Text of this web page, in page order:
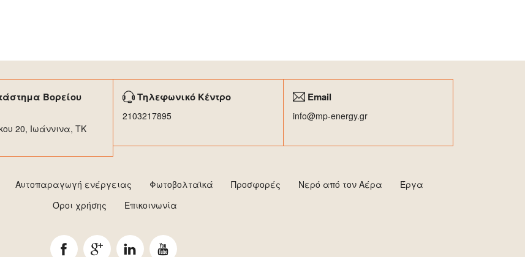
Βορείου
20, Ιωάννινα, ΤΚ
Τηλεφωνικό Κέντρο
2103217895
Email
info@mp-energy.gr
Αυτοπαραγωγή ενέργειας Φωτοβολταϊκά Προσφορές Νερό από τον Αέρα
Έργα
Όροι χρήσης
Επικοινωνία